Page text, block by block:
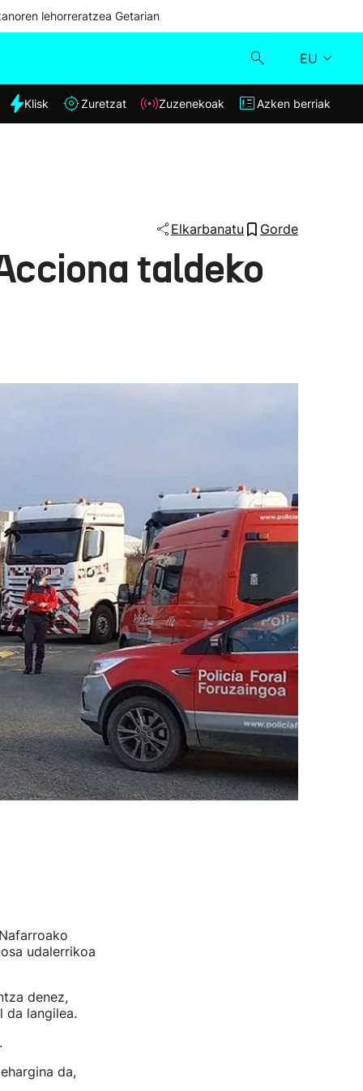
lehorreratzea Getarian
EU
Klisk
Azken berriak
Klisk Zuretzat Zuzenekoak Azken berriak
Elkarbanatu Gorde
taldeko
udalerrikoa
denez,
da langilea.
da,